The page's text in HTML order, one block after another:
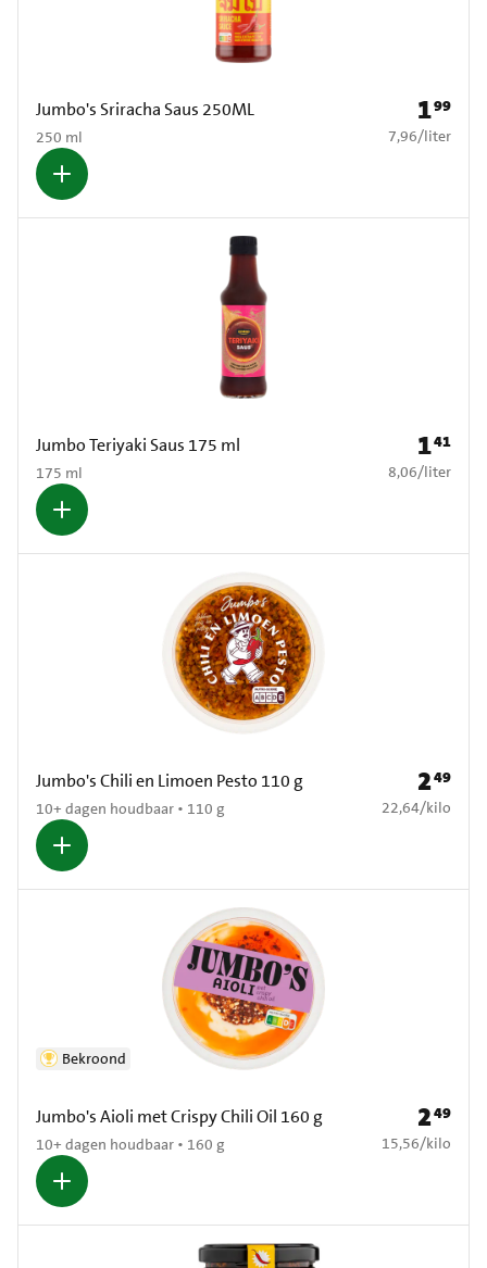
Jumbo's Sriracha Saus 250ML
250 ml
Prijs: €
199
€ 7,96 per liter
7,96/liter
Jumbo Teriyaki Saus 175 ml
175 ml
Prijs: €
141
€ 8,06 per liter
8,06/liter
Jumbo's Chili en Limoen Pesto 110 g
10+ dagen houdbaar • 110 g
Prijs: €
249
€ 22,64 per kilo
22,64/kilo
Jumbo's Aioli met Crispy Chili Oil 160 g
10+ dagen houdbaar • 160 g
Bekroond
Prijs: €
249
€ 15,56 per kilo
15,56/kilo